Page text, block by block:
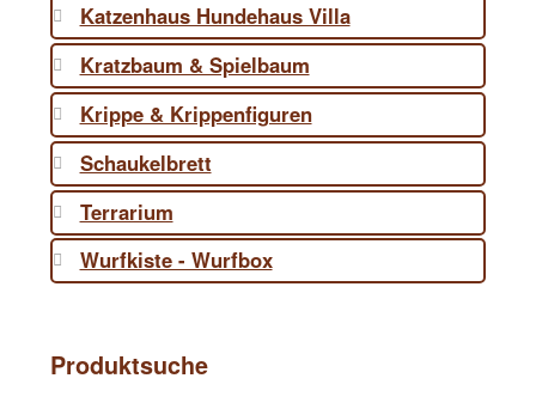
Katzenhaus Hundehaus Villa
Kratzbaum & Spielbaum
Krippe & Krippenfiguren
Schaukelbrett
Terrarium
Wurfkiste - Wurfbox
Produktsuche